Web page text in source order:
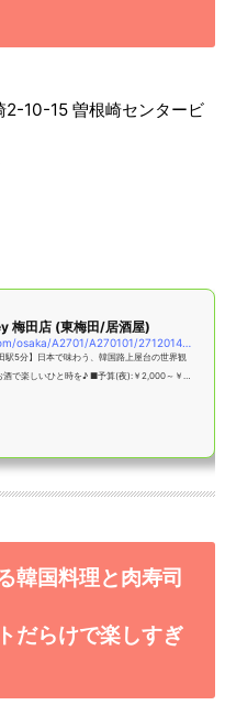
2-10-15 曽根崎センタービ
梅田店 (東梅田/居酒屋)
分】日本で味わう、韓国路上屋台の世界観
で楽しいひと時を♪ ■予算(夜):￥2,000～￥2,
韓国料理と肉寿司
だらけで楽しすぎ